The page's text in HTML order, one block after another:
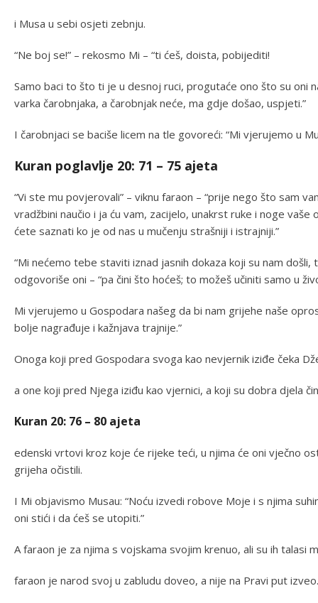
i Musa u sebi osjeti zebnju.
“Ne boj se!” – rekosmo Mi – “ti ćeš, doista, pobijediti!
Samo baci to što ti je u desnoj ruci, progutaće ono što su oni
varka čarobnjaka, a čarobnjak neće, ma gdje došao, uspjeti.”
I čarobnjaci se baciše licem na tle govoreći: “Mi vjerujemo u
Kuran poglavlje 20: 71 – 75 ajeta
“Vi ste mu povjerovali” – viknu faraon – “prije nego što sam
vradžbini naučio i ja ću vam, zacijelo, unakrst ruke i noge
ćete saznati ko je od nas u mučenju strašniji i istrajniji.”
“Mi nećemo tebe staviti iznad jasnih dokaza koji su nam došli,
odgovoriše oni – “pa čini što hoćeš; to možeš učiniti samo u
Mi vjerujemo u Gospodara našeg da bi nam grijehe naše
bolje nagrađuje i kažnjava trajnije.”
Onoga koji pred Gospodara svoga kao nevjernik iziđe čeka
a one koji pred Njega iziđu kao vjernici, a koji su dobra djela
Kuran 20: 76 – 80 ajeta
edenski vrtovi kroz koje će rijeke teći, u njima će oni vječno
grijeha očistili.
I Mi objavismo Musau: “Noću izvedi robove Moje i s njima
oni stići i da ćeš se utopiti.”
A faraon je za njima s vojskama svojim krenuo, ali su ih talasi
faraon je narod svoj u zabludu doveo, a nije na Pravi put izveo.